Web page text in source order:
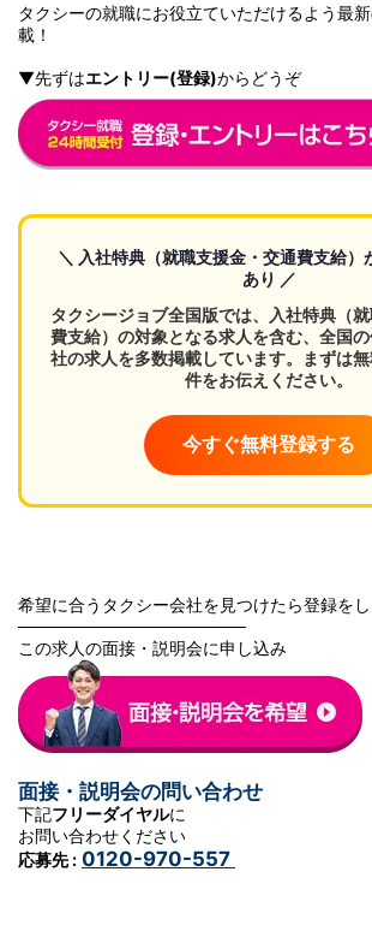
タクシーの就職にお役立ていただけるよう最
載！
▼先ずはエントリー(登録)からどうぞ
＼ 入社特典（就職支援金・交通費支給）
あり ／
タクシージョブ全国版では、入社特典（
費支給）の対象となる求人を含む、全国
社の求人を多数掲載しています。まずは
件をお伝えください。
今すぐ無料登録する
希望に合うタクシー会社を見つけたら登録をし
───────────────────
この求人の面接・説明会に申し込み
面接・説明会の問い合わせ
下記フリーダイヤルに
お問い合わせください
応募先 : 0120-970-557